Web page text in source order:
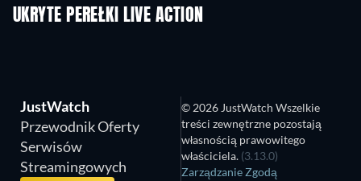
UKRYTE PEREŁKI LIVE ACTION
JustWatch
Przewodnik Oferty
Serwisów
Streamingowych
© 2026 JustWatch Wszelkie
treści zewnętrzne pozostają
własnością prawowitego
właściciela. (3.13.0)
Zarządzanie Zgodą